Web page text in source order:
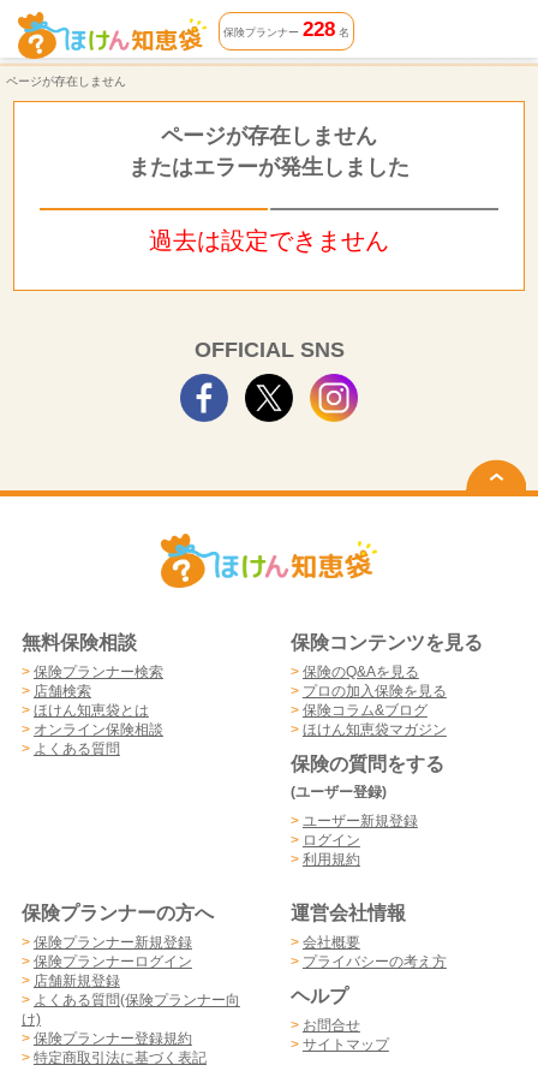
ページが存在しません | ほけん知恵袋
保険プランナー 228名
ページが存在しません
ページが存在しません
またはエラーが発生しました
過去は設定できません
OFFICIAL SNS
無料保険相談
> 保険プランナー検索
> 店舗検索
> ほけん知恵袋とは
> オンライン保険相談
> よくある質問
保険コンテンツを見る
> 保険のQ&Aを見る
> プロの加入保険を見る
> 保険コラム&ブログ
> ほけん知恵袋マガジン
保険の質問をする
(ユーザー登録)
> ユーザー新規登録
> ログイン
> 利用規約
保険プランナーの方へ
> 保険プランナー新規登録
> 保険プランナーログイン
> 店舗新規登録
> よくある質問(保険プランナー向
け)
> 保険プランナー登録規約
> 特定商取引法に基づく表記
運営会社情報
> 会社概要
> プライバシーの考え方
ヘルプ
> お問合せ
> サイトマップ